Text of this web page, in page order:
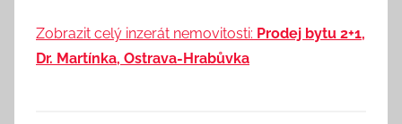
Zobrazit celý inzerát nemovitosti: Prodej bytu 2+1,
Dr. Martínka, Ostrava-Hrabůvka